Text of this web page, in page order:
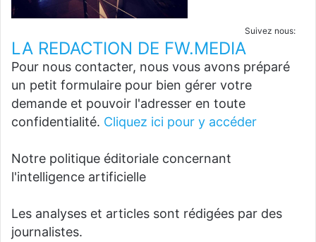
Suivez nous:
LA REDACTION DE FW.MEDIA
Pour nous contacter, nous vous avons préparé
un petit formulaire pour bien gérer votre
demande et pouvoir l'adresser en toute
confidentialité. Cliquez ici pour y accéder
Notre politique éditoriale concernant
l'intelligence artificielle
Les analyses et articles sont rédigées par des
journalistes.